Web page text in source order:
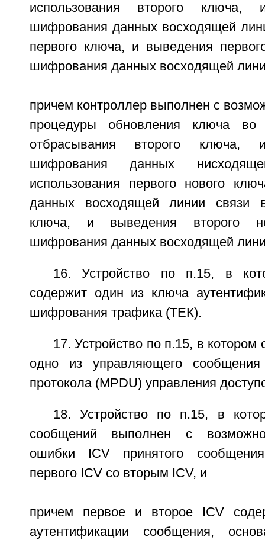
использования второго ключа,
шифрования данных восходящей
первого ключа, и выведения
шифрования данных восходящей
причем контроллер выполнен с
процедуры обновления ключа
отбрасывания второго ключа,
шифрования данных
использования первого нового
данных восходящей линии связи
ключа, и выведения второго
шифрования данных восходящей
16. Устройство по п.15, в
содержит один из ключа
шифрования трафика (ТЕК).
17. Устройство по п.15, в
одно из управляющего
протокола (MPDU) управления
18. Устройство по п.15, в
сообщений выполнен с
ошибки ICV принятого
первого ICV со вторым ICV, и
причем первое и второе ICV
аутентификации сообщения,